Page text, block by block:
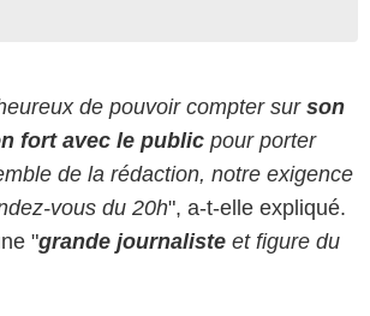
de pouvoir compter sur son
fort avec le public pour porter
de la rédaction, notre exigence
vous du 20h", a-t-elle expliqué.
"grande journaliste et figure du